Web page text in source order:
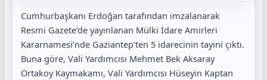
Cumhurbaşkanı Erdoğan tarafından imzalanarak
Resmi Gazete’de yayınlanan Mülki İdare Amirleri
Kararnamesi’nde Gaziantep’ten 5 idarecinin tayini çıktı.
Buna göre, Vali Yardımcısı Mehmet Bek Aksaray
Ortakoy Kaymakamı, Vali Yardımcısı Hüseyin Kaptan